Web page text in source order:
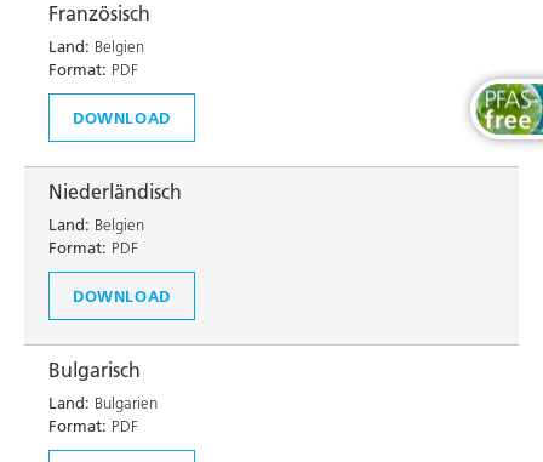
Französisch
Land: Belgien
Format: PDF
DOWNLOAD
Niederländisch
Land: Belgien
Format: PDF
DOWNLOAD
Bulgarisch
Land: Bulgarien
Format: PDF